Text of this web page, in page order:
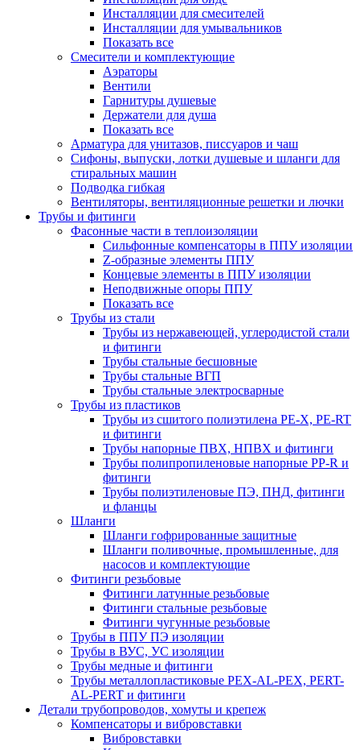
Инсталляции для смесителей
Инсталляции для умывальников
Показать все
Смесители и комплектующие
Аэраторы
Вентили
Гарнитуры душевые
Держатели для душа
Показать все
Арматура для унитазов, писсуаров и чаш
Сифоны, выпуски, лотки душевые и шланги для
стиральных машин
Подводка гибкая
Вентиляторы, вентиляционные решетки и лючки
Трубы и фитинги
Фасонные части в теплоизоляции
Cильфонные компенсаторы в ППУ изоляции
Z-образные элементы ППУ
Концевые элементы в ППУ изоляции
Неподвижные опоры ППУ
Показать все
Трубы из стали
Трубы из нержавеющей, углеродистой стали
и фитинги
Трубы стальные бесшовные
Трубы стальные ВГП
Трубы стальные электросварные
Трубы из пластиков
Трубы из сшитого полиэтилена PE-X, PE-RT
и фитинги
Трубы напорные ПВХ, НПВХ и фитинги
Трубы полипропиленовые напорные PP-R и
фитинги
Трубы полиэтиленовые ПЭ, ПНД, фитинги
и фланцы
Шланги
Шланги гофрированные защитные
Шланги поливочные, промышленные, для
насосов и комплектующие
Фитинги резьбовые
Фитинги латунные резьбовые
Фитинги стальные резьбовые
Фитинги чугунные резьбовые
Трубы в ППУ ПЭ изоляции
Трубы в ВУС, УС изоляции
Трубы медные и фитинги
Трубы металлопластиковые PEX-AL-PEX, PERT-
AL-PERT и фитинги
Детали трубопроводов, хомуты и крепеж
Компенсаторы и вибровставки
Вибровставки